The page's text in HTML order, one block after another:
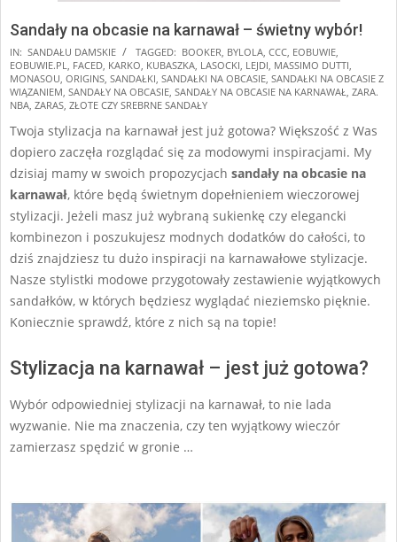
Sandały na obcasie na karnawał – świetny wybór!
2025-
01-
02
IN: SANDAŁU DAMSKIE TAGGED: BOOKER, BYLOLA, CCC, EOBUWIE,
EOBUWIE.PL, FACED, KARKO, KUBASZKA, LASOCKI, LEJDI, MASSIMO DUTTI,
MONASOU, ORIGINS, SANDAŁKI, SANDAŁKI NA OBCASIE, SANDAŁKI NA OBCASIE Z
WIĄZANIEM, SANDAŁY NA OBCASIE, SANDAŁY NA OBCASIE NA KARNAWAŁ, ZARA.
NBA, ZARAS, ZŁOTE CZY SREBRNE SANDAŁY
Twoja stylizacja na karnawał jest już gotowa? Większość z Was
dopiero zaczęła rozglądać się za modowymi inspiracjami. My
dzisiaj mamy w swoich propozycjach sandały na obcasie na
karnawał, które będą świetnym dopełnieniem wieczorowej
stylizacji. Jeżeli masz już wybraną sukienkę czy elegancki
kombinezon i poszukujesz modnych dodatków do całości, to
dziś znajdziesz tu dużo inspiracji na karnawałowe stylizacje.
Nasze stylistki modowe przygotowały zestawienie wyjątkowych
sandałków, w których będziesz wyglądać nieziemsko pięknie.
Koniecznie sprawdź, które z nich są na topie!
Stylizacja na karnawał – jest już gotowa?
Wybór odpowiedniej stylizacji na karnawał, to nie lada
wyzwanie. Nie ma znaczenia, czy ten wyjątkowy wieczór
zamierzasz spędzić w gronie …